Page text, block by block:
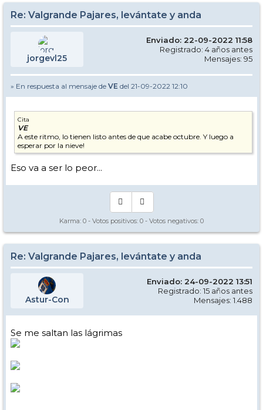
Re: Valgrande Pajares, levántate y anda
jorgevl25
Enviado: 22-09-2022 11:58
Registrado: 4 años antes
Mensajes: 95
» En respuesta al mensaje de VE del 21-09-2022 12:10
Cita
VE
A este ritmo, lo tienen listo antes de que acabe octubre. Y luego a
esperar por la nieve!
Eso va a ser lo peor...
Karma: 0 - Votos positivos: 0 - Votos negativos: 0
Re: Valgrande Pajares, levántate y anda
Astur-Con
Enviado: 24-09-2022 13:51
Registrado: 15 años antes
Mensajes: 1.488
Se me saltan las lágrimas